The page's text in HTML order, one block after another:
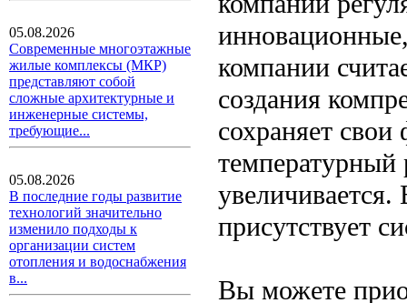
05.08.2026
Современные многоэтажные
жилые комплексы (МКР)
представляют собой
сложные архитектурные и
инженерные системы,
требующие...
05.08.2026
В последние годы развитие
технологий значительно
изменило подходы к
организации систем
отопления и водоснабжения
в...
компании
создания
сохраняет
температурный
присутствует
Вы можете